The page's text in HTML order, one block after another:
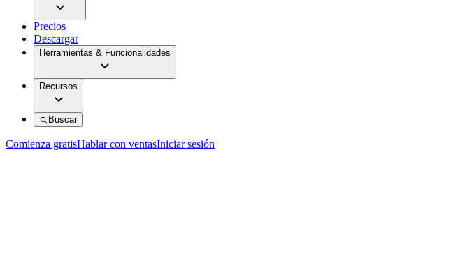
Precios
Descargar
Herramientas & Funcionalidades
Recursos
Buscar
Comienza gratisHablar con ventasIniciar sesión